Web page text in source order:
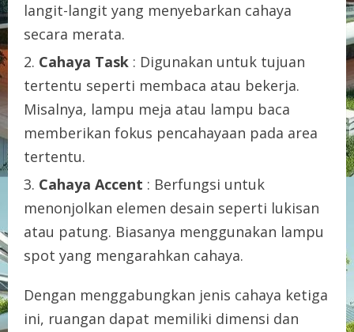
langit-langit yang menyebarkan cahaya
secara merata.
Cahaya Task : Digunakan untuk tujuan
tertentu seperti membaca atau bekerja.
Misalnya, lampu meja atau lampu baca
memberikan fokus pencahayaan pada area
tertentu.
Cahaya Accent : Berfungsi untuk
menonjolkan elemen desain seperti lukisan
atau patung. Biasanya menggunakan lampu
spot yang mengarahkan cahaya.
Dengan menggabungkan jenis cahaya ketiga
ini, ruangan dapat memiliki dimensi dan